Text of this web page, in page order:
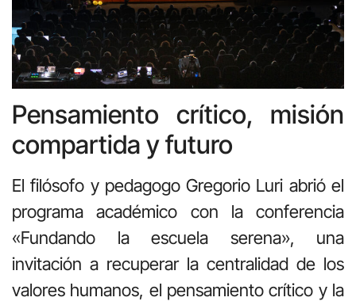
Pensamiento crítico, misión
compartida y futuro
El filósofo y pedagogo Gregorio Luri abrió el
programa académico con la conferencia
«Fundando la escuela serena», una
invitación a recuperar la centralidad de los
valores humanos, el pensamiento crítico y la